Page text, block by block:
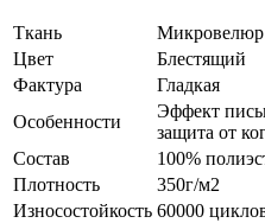
Ткань
Микровелюр
Цвет
Блестящий
Фактура
Гладкая
Особенности
Эффект
защита от
Состав
100%
Плотность
350г/м2
Износостойкость 60000